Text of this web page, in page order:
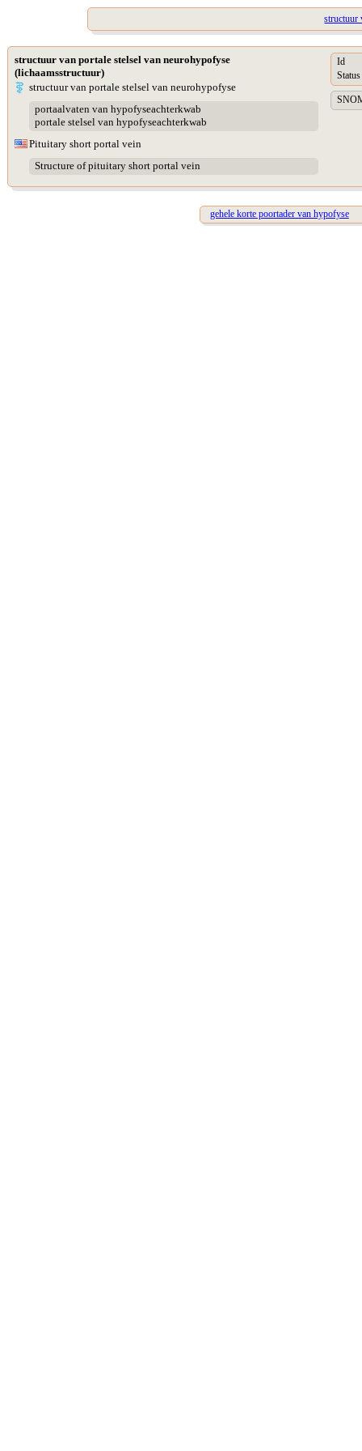
structuur
structuur van portale stelsel van neurohypofyse
(lichaamsstructuur)
structuur van portale stelsel van neurohypofyse
portaalvaten van hypofyseachterkwab
portale stelsel van hypofyseachterkwab
Pituitary short portal vein
Structure of pituitary short portal vein
Id
Status
gehele korte poortader van hypofyse